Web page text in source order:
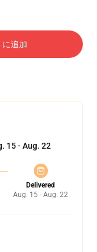
に追加
15 - Aug. 22
Delivered
Aug. 15 - Aug. 22